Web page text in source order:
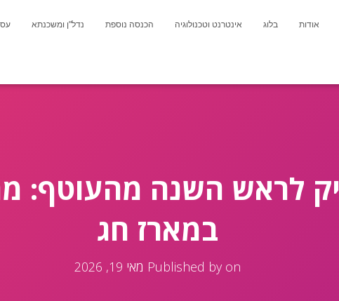
אודות בלוג אינטרנט וטכנולוגיה הכנסה נוספת נדל"ן ומשכנתא
לראש השנה מהעוטף:
במארז חג
Published by on מאי 19, 2026